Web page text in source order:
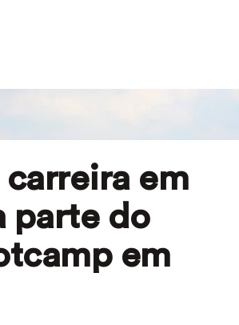
carreira em
parte do
tcamp em